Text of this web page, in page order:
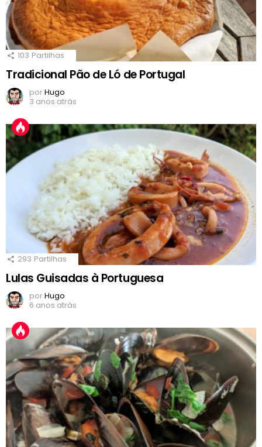
103 Partilhas
Tradicional Pão de Ló de Portugal
porHugo
3 anos atrás
293 Partilhas
Lulas Guisadas à Portuguesa
porHugo
6 anos atrás